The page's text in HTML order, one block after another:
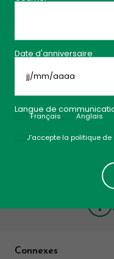
ChlOralfa
Rince-Bouche - Cannelle
$
Hygiène buccale
1 …
Connexes
Date d'anniversaire
AAAA
Langue de
Français Anglais
Politique
J’accepte la politique